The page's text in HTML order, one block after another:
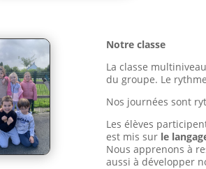
Notre classe
La classe
du groupe. Le
Nos journées sont
Les élèves
est mis sur le
Nous apprenons à
aussi à développer